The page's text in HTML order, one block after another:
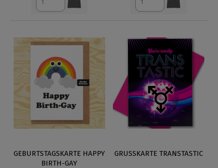
GEBURTSTAGSKARTE HAPPY
BIRTH-GAY
GRUSSKARTE TRANSTASTIC